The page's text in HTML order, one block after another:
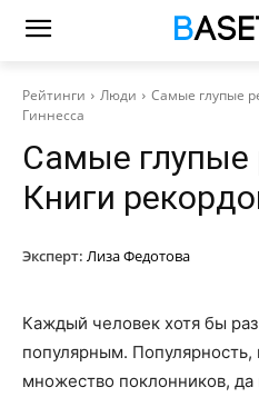
Рейтинги Люди
Самые глупые
Гиннесса
Самые глупые
Книги
Эксперт: Лиза Федотова
Каждый человек хотя бы
популярным. Популярность,
множество поклонников,